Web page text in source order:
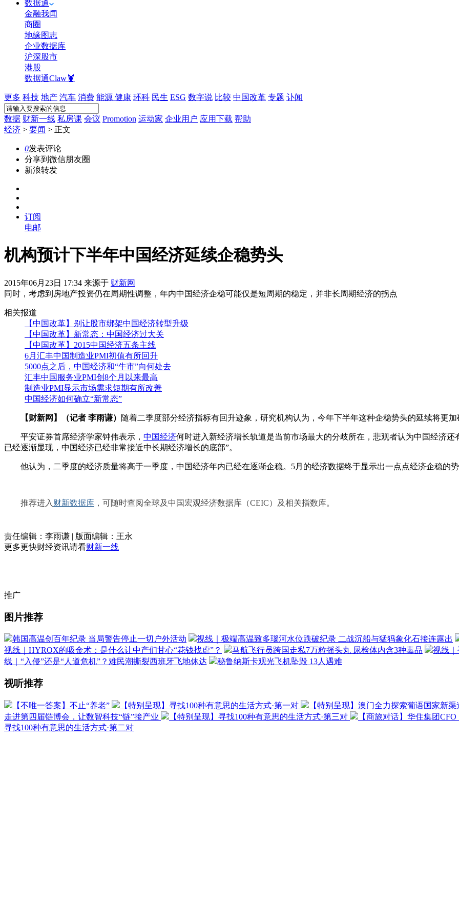
数据通
金融我闻
商圈
地缘图志
企业数据库
沪深股市
港股
数据通Claw🦞
更多 科技 地产 汽车 消费 能源 健康 环科 民生 ESG 数字说 比较 中国改革 专题 讣闻
数据 财新一线 私房课 会议 Promotion 运动家 企业用户 应用下载 帮助
经济 > 要闻 > 正文
0发表评论
分享到微信朋友圈
新浪转发
订阅
电邮
机构预计下半年中国经济延续企稳势头
2015年06月23日 17:34 来源于 财新网
同时，考虑到房地产投资仍在周期性调整，年内中国经济企稳可能仅是短周期的稳定，并非长周期经济的拐点
相关报道
【中国改革】别让股市绑架中国经济转型升级
【中国改革】新常态：中国经济过大关
【中国改革】2015中国经济五条主线
6月汇丰中国制造业PMI初值有所回升
5000点之后，中国经济和“牛市”向何处去
汇丰中国服务业PMI创8个月以来最高
制造业PMI显示市场需求短期有所改善
中国经济如何确立“新常态”
【财新网】（记者 李雨谦） 随着二季度部分经济指标有回升迹象，研究机构认为，今年下半年这种企稳势头的延续将更
平安证券首席经济学家钟伟表示， 中国经济何时进入新经济增长轨道是当前市场最大的分歧所在，悲观者认为中国经济
已经逐渐显现，中国经济已经非常接近中长期经济增长的底部”。
他认为，二季度的经济质量将高于一季度，中国经济年内已经在逐渐企稳。5月的经济数据终于显示出一点点经济企稳的
推荐进入 财新数据库 ，可随时查阅全球及中国宏观经济数据库（CEIC）及相关指数库。
责任编辑：李雨谦 | 版面编辑：王永
更多更快财经资讯请看财新一线
推广
图片推荐
韩国高温创百年纪录 当局警告停止一切户外活动
视线｜极端高温致多瑙河水位跌破纪录 二战沉船与猛犸象化石接连露出
视线｜HYROX的吸金术：是什么让中产们甘心“花钱找虐”？
马航飞行员跨国走私7万粒摇头丸 尿检体内含3种毒品
视线
线｜“入侵”还是“人道危机”？难民潮撕裂西班牙飞地休达
秘鲁纳斯卡观光飞机坠毁 13人遇难
视听推荐
【不唯一答案】不止“养老” 【特别呈现】寻找100种有意思的生活方式·第一对
【特别呈现】澳门全力探索葡语国家新
走进第四届链博会，让数智科技“链”接产业
【特别呈现】寻找100种有意思的生活方式·第三对
【商旅对话】华住集团
寻找100种有意思的生活方式·第二对